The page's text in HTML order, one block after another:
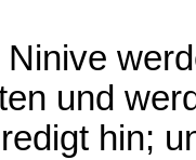
und
hin;